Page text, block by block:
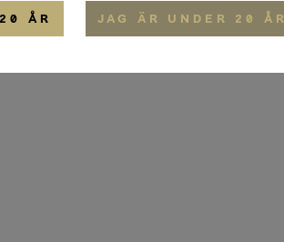
ÅR JAG ÄR UNDER 20